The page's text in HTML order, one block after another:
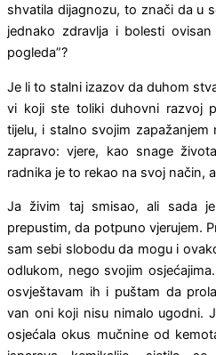
shvatila dijagnozu, to znači da u
jednako zdravlja i bolesti
pogleda”?
Je li to stalni izazov da duhom
vi koji ste toliki duhovni razvoj
tijelu, i stalno svojim
zapravo: vjere, kao snage
radnika je to rekao na svoj način,
Ja živim taj smisao, ali sada
prepustim, da potpuno vjerujem.
sam sebi slobodu da mogu i
odlukom, nego svojim
osvještavam ih i puštam da
van oni koji nisu nimalo ugodni.
osjećala okus mučnine od